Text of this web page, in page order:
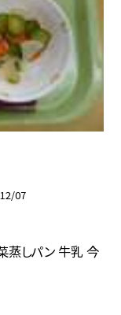
07
蒸しパン 牛乳 今